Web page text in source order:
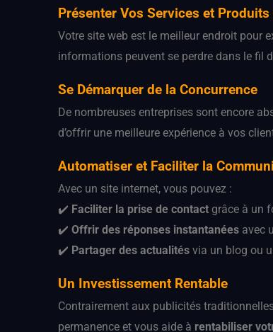
Présenter Vos Services et
Votre site web est le meilleur endroit pour
informations peuvent se perdre dans le fil
Se Démarquer de la Concurrence
De nombreuses entreprises sont encore
d’offrir une meilleure expérience à vos
Automatiser et Faciliter la
Avec un site internet, vous pouvez :
✔️ Faciliter la prise de contact grâce à un
✔️ Offrir des réponses instantanées avec
✔️ Partager des actualités via un blog ou
Un Investissement Rentable
Contrairement aux publicités
permanence et vous aide à rentabiliser